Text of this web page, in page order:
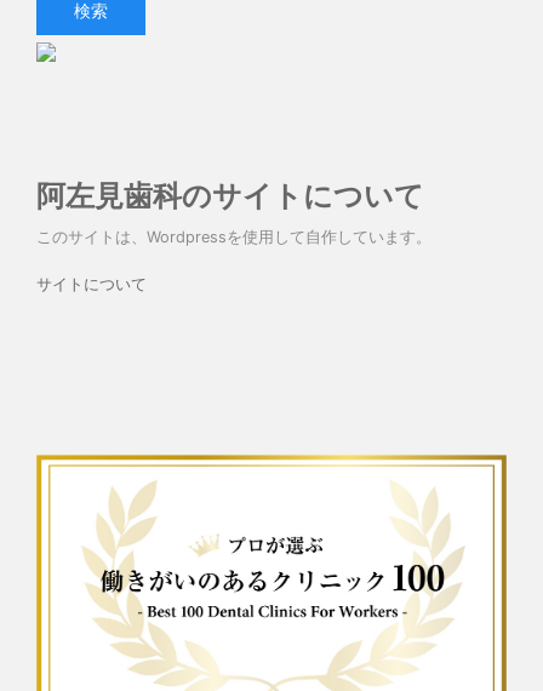
阿左見歯科のサイトについて
このサイトは、Wordpressを使用して自作しています。
サイトについて